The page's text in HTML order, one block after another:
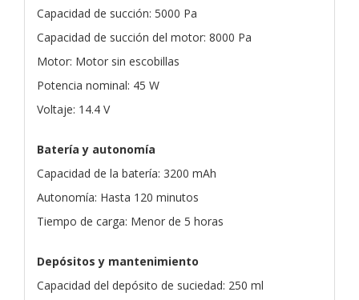
Capacidad de succión: 5000 Pa
Capacidad de succión del motor: 8000 Pa
Motor: Motor sin escobillas
Potencia nominal: 45 W
Voltaje: 14.4 V
Batería y autonomía
Capacidad de la batería: 3200 mAh
Autonomía: Hasta 120 minutos
Tiempo de carga: Menor de 5 horas
Depósitos y mantenimiento
Capacidad del depósito de suciedad: 250 ml